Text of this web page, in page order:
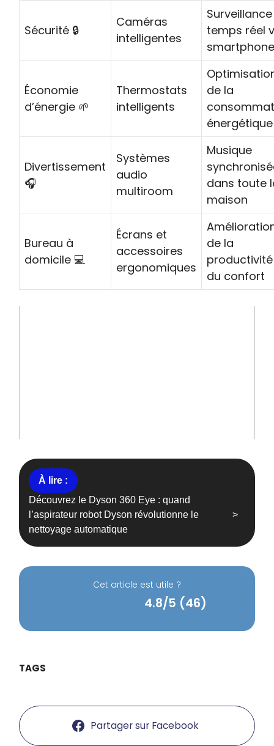
Sécurité 🔒
Caméras
intelligentes
temps réel
Économie
d’énergie 🌱
Thermostats
intelligents
de la
énergétique
Divertissement
🎧
Systèmes
audio
multiroom
Musique
dans toute
maison
Bureau à
domicile 💻
Écrans et
accessoires
ergonomiques
de la
du confort
Découvrez le Dyson 360 Eye : quand
l’aspirateur robot Dyson révolutionne le
nettoyage automatique
Cet article est utile ?
4.8/5 (46)
TAGS
Partager sur Facebook